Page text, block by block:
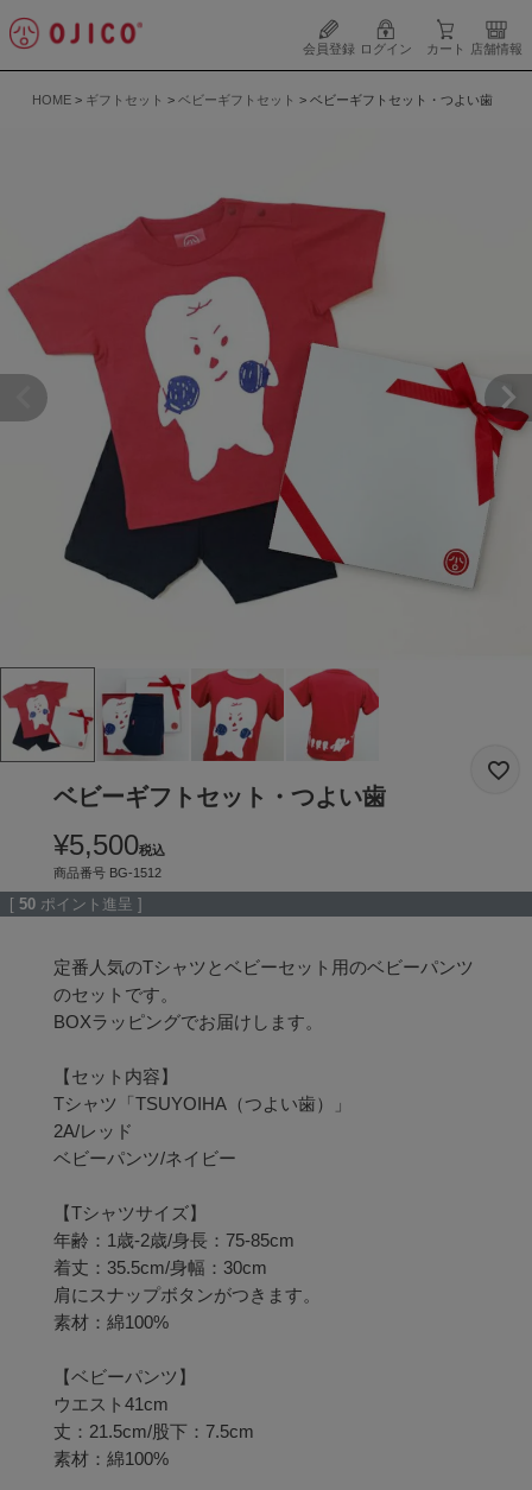
会員登録 ログイン カート 店舗情報
HOME ギフトセット ベビーギフトセット ベビーギフトセット・つよい歯
ベビーギフトセット・つよい歯
¥5,500税込
商品番号 BG-1512
[ 50 ポイント進呈 ]
定番人気のTシャツとベビーセット用のベビーパンツ
のセットです。
BOXラッピングでお届けします。
【セット内容】
Tシャツ「TSUYOIHA（つよい歯）」
2A/レッド
ベビーパンツ/ネイビー
【Tシャツサイズ】
年齢：1歳-2歳/身長：75-85cm
着丈：35.5cm/身幅：30cm
肩にスナップボタンがつきます。
素材：綿100%
【ベビーパンツ】
ウエスト41cm
丈：21.5cm/股下：7.5cm
素材：綿100%